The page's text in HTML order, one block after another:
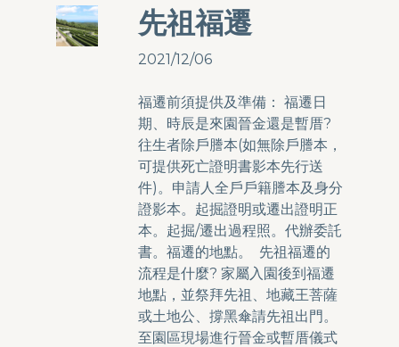
先祖福遷
2021/12/06
福遷前須提供及準備： 福遷日
期、時辰是來園晉金還是暫厝?
往生者除戶謄本(如無除戶謄本，
可提供死亡證明書影本先行送
件)。申請人全戶戶籍謄本及身分
證影本。起掘證明或遷出證明正
本。起掘/遷出過程照。代辦委託
書。福遷的地點。 先祖福遷的
流程是什麼? 家屬入園後到福遷
地點，並祭拜先祖、地藏王菩薩
或土地公、撐黑傘請先祖出門。
至園區現場進行晉金或暫厝儀式